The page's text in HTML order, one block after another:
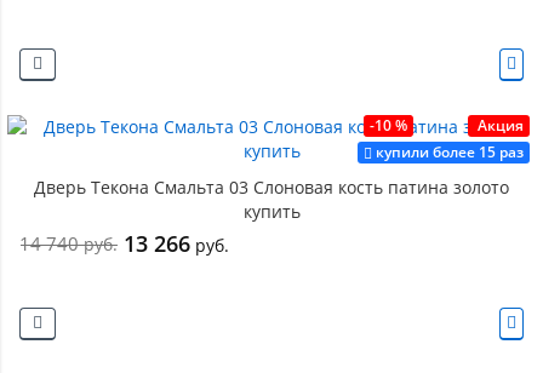
-10 %
Акция
купили более 15 раз
Дверь Текона Смальта 03 Слоновая кость патина золото
купить
14 740руб. 13 266 руб.